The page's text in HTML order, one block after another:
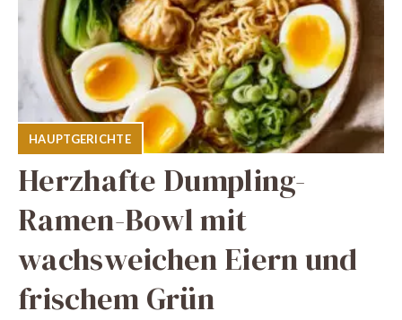
HAUPTGERICHTE
Herzhafte Dumpling-
Ramen-Bowl mit
wachsweichen Eiern und
frischem Grün